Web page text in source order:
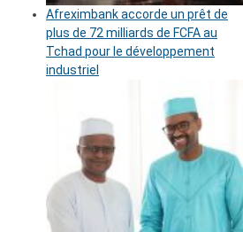
Afreximbank accorde un prêt de
plus de 72 milliards de FCFA au
Tchad pour le développement
industriel